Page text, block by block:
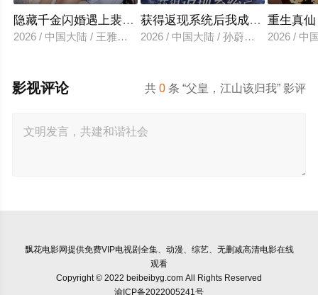
隐藏千金闪婚遇上裴先生
2026 / 中国大陆 / 王雅清＆朱城玮
获得返现系统后我成了万人迷
2026 / 中国大陆 / 孙蔚琳＆魏胜奇
重生真
2026 / 中
共0 条 “父皇，江山该归我” 影评
影视评论
飘花电影网提供免费VIP电视剧全集、动漫、综艺、无删减高清电影在线
观看
Copyright © 2022 beibeibyg.com All Rights Reserved
渝ICP备2022005241号